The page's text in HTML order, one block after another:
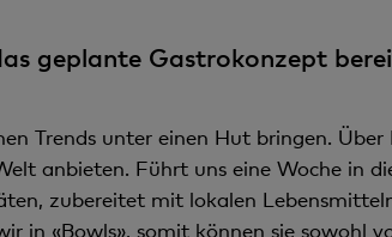
geplante Gastrokonzept
Trends unter einen Hut bringen.
anbieten. Führt uns eine Woche in
zubereitet mit lokalen
in «Bowls», somit können sie sowohl